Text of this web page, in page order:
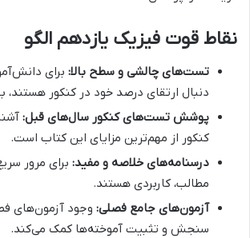
نقاط قوت فیزیک یازدهم الگو
تست‌های چالشی و سطح بالا: برای
دنبال ارتقای درصد خود در کنکور
پوشش تست‌های کنکور سال‌های قبل:
کنکور از مهم‌ترین مزایای این کتاب است.
درسنامه‌های خلاصه و مفید: برای مرور
مطالب، کاربردی هستند.
آزمون‌های جامع فصلی: وجود آزمون‌های
سنجش و تثبیت آموخته‌ها کمک می‌کند.